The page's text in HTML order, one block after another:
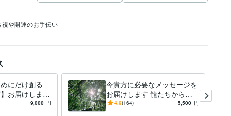
視や開運のお手伝い
にだけ創る
】お届けします
ネルギー受け
9,000 円
今貴方に必要なメッセージを
お届けします 龍たちからの
ラブレター。おみくじ感覚で
4.9(164) 5,500 円